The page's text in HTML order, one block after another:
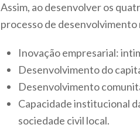
Assim, ao desenvolver os
processo de
Inovação empresarial:
Desenvolvimento do
Desenvolvimento
Capacidade institucional
sociedade civil local.